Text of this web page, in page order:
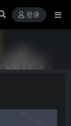
登录